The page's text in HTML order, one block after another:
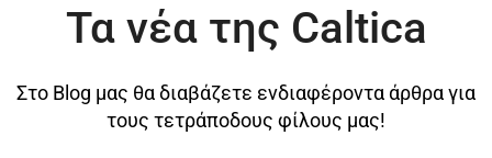
Τα νέα της Caltica
Στο Blog μας θα διαβάζετε ενδιαφέροντα άρθρα για
τους τετράποδους φίλους μας!